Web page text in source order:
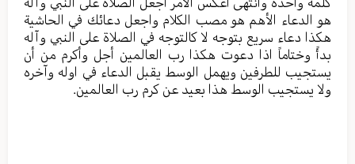
هو الدعاء الأهم هو مصب الكلام واجعل دعائك في الحاشية
هكذا دعاء سريع بتوجه لا كالتوجه في الصلاة على النبي وآله
بدأً وختاماً اذا دعوت هكذا رب العالمين أجل وأكرم من أن
يستجيب للطرفين ويهمل الوسط يقبل الدعاء في اوله وآخره
ولا يستجيب الوسط هذا بعيد عن كرم رب العالمين.